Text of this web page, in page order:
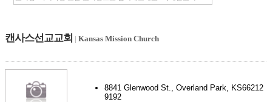
캔사스선교교회 | Kansas Mission Church
8841 Glenwood St., Overland Park, KS66212
9192